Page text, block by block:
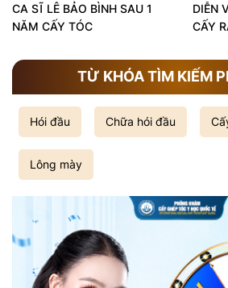
CA SĨ LÊ BẢO BÌNH SAU 1
NĂM CẤY TÓC
DIỄN
CẤY
TỪ KHÓA TÌM KIẾM
Hói đầu Chữa hói đầu
Lông mày